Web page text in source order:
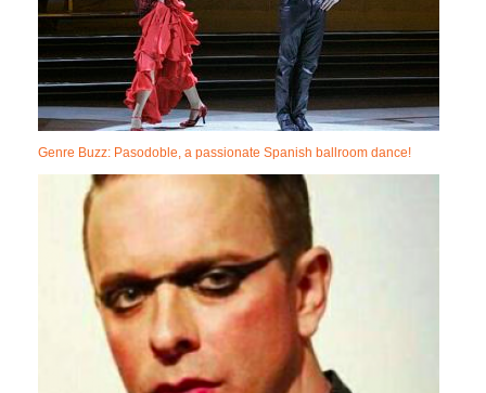
Genre Buzz: Pasodoble, a passionate Spanish ballroom dance!